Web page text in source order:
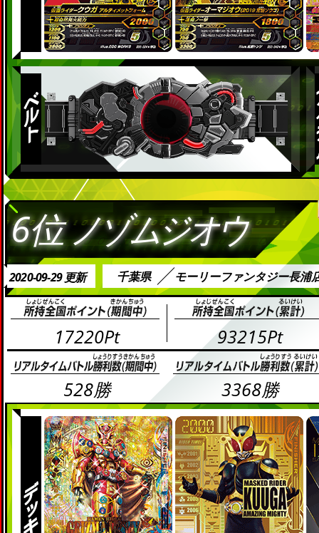
6位ノゾムジオウ
2020-09-29 更新 千葉県 モーリーファンタジー長浦
17220Pt 93215Pt
528勝 3368勝